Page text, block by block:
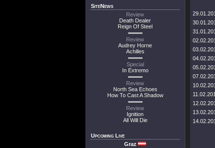
SiteNews
Review
Death Dealer
Reign Of Steel
Review
Audrey Horne
Achilles
Special
In Extremo
Review
North Sea Echoes
How To Cast A Shadow
Review
Ignition
All Will Die
Upcoming Live
Graz